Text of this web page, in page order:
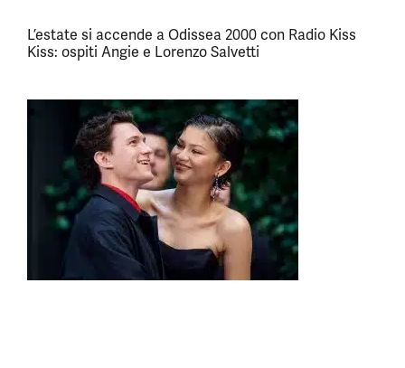
L’estate si accende a Odissea 2000 con Radio Kiss
Kiss: ospiti Angie e Lorenzo Salvetti